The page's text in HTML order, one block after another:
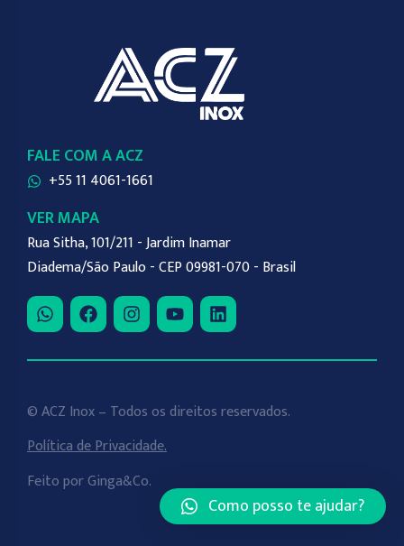
FALE COM A ACZ
+55 11 4061-1661
VER MAPA
Rua Sitha, 101/211 - Jardim Inamar
Diadema/São Paulo - CEP 09981-070 - Brasil
© ACZ Inox – Todos os direitos reservados.
Política de Privacidade.
Feito porGinga&Co.
Como posso te ajudar?